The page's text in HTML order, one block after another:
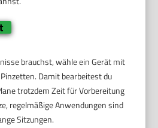
brauchst, wähle ein Gerät mit
Damit bearbeitest du
trotzdem Zeit für Vorbereitung
regelmäßige Anwendungen sind
Sitzungen.